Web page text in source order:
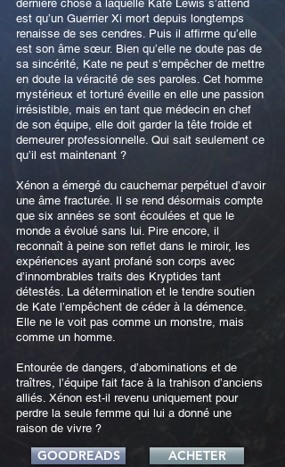
dernière chose à laquelle Kate Lewis s’attend
est qu’un Guerrier Xi mort depuis longtemps
renaisse de ses cendres. Puis il affirme qu’elle
est son âme sœur. Bien qu’elle ne doute pas de
sa sincérité, Kate ne peut s’empêcher de mettre
en doute la véracité de ses paroles. Cet homme
mystérieux et torturé éveille en elle une passion
irrésistible, mais en tant que médecin en chef
de son équipe, elle doit garder la tête froide et
demeurer professionnelle. Qui sait seulement ce
qu’il est maintenant ?
Xénon a émergé du cauchemar perpétuel d’avoir
une âme fracturée. Il se rend désormais compte
que six années se sont écoulées et que le
monde a évolué sans lui. Pire encore, il
reconnaît à peine son reflet dans le miroir, les
expériences ayant profané son corps avec
d’innombrables traits des Kryptides tant
détestés. La détermination et le tendre soutien
de Kate l’empêchent de céder à la démence.
Elle ne le voit pas comme un monstre, mais
comme un homme.
Entourée de dangers, d’abominations et de
traîtres, l’équipe fait face à la trahison d’anciens
alliés. Xénon est-il revenu uniquement pour
perdre la seule femme qui lui a donné une
raison de vivre ?
GOODREADS ACHETER